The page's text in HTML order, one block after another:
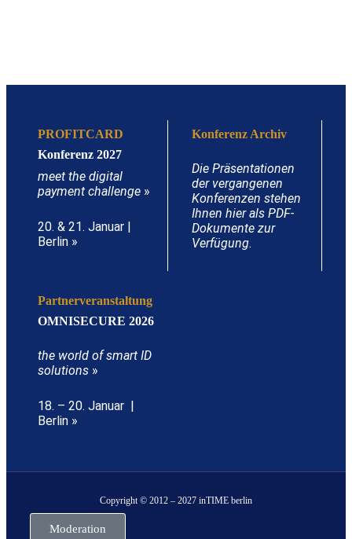
PROFITCARD
Konferenz 2027
meet the digital
payment challenge »
20. & 21. Januar |
Berlin »
Konferenz Archiv
Die Präsentationen
der vergangenen
Konferenzen stehen
Ihnen hier als PDF-
Dokumente zur
Verfügung.
Partnerveranstaltung
OMNISECURE 2026
the world of smart ID
solutions »
18. – 20. Januar |
Berlin »
Copyright © 2012 – 2027 inTIME berlin
Moderation